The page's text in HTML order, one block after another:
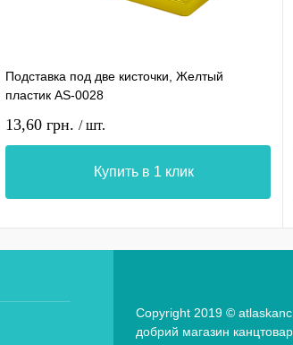
Подставка под две кисточки, Желтый
пластик AS-0028
13,60 грн. / шт.
Купить в 1 клик
Copyright 2019 ©
добрий магазин